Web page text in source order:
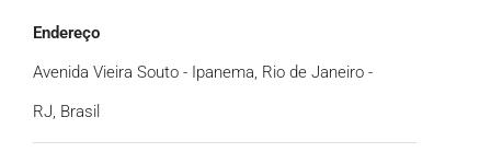
Endereço
Avenida Vieira Souto - Ipanema, Rio de Janeiro -
RJ, Brasil